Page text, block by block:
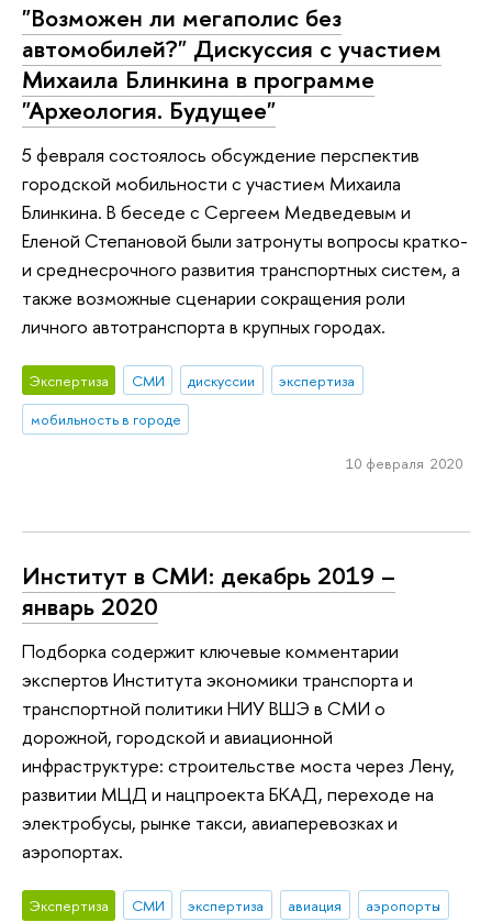
"Возможен ли мегаполис без
автомобилей?" Дискуссия с участием
Михаила Блинкина в программе
"Археология. Будущее"
5 февраля состоялось обсуждение перспектив
городской мобильности с участием Михаила
Блинкина. В беседе с Сергеем Медведевым и
Еленой Степановой были затронуты вопросы кратко-
и среднесрочного развития транспортных систем, а
также возможные сценарии сокращения роли
личного автотранспорта в крупных городах.
Экспертиза СМИ дискуссии
экспертиза
мобильность в городе
10 февраля 2020
Институт в СМИ: декабрь 2019 –
январь 2020
Подборка содержит ключевые комментарии
экспертов Института экономики транспорта и
транспортной политики НИУ ВШЭ в СМИ о
дорожной, городской и авиационной
инфраструктуре: строительстве моста через Лену,
развитии МЦД и нацпроекта БКАД, переходе на
электробусы, рынке такси, авиаперевозках и
аэропортах.
Экспертиза СМИ экспертиза авиация
аэропорты